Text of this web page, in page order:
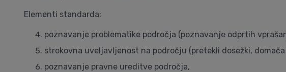
Elementi standarda:
poznavanje problematike področja (poznavanje odprtih
strokovna uveljavljenost na področju (pretekli dosežki,
poznavanje pravne ureditve področja,